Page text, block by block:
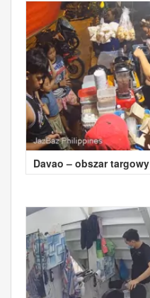
Davao – obszar targowy